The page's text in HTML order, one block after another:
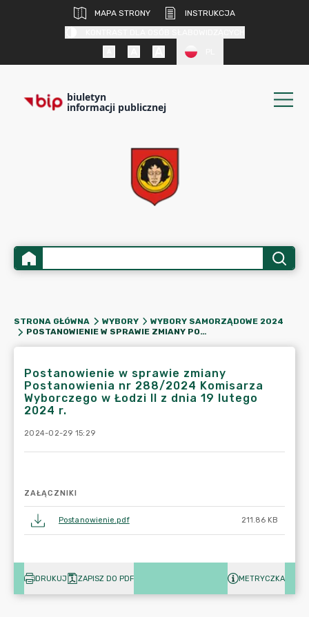
MAPA STRONY
INSTRUKCJA
biuletyn
informacji publicznej
STRONA GŁÓWNA WYBORY
WYBORY SAMORZĄDOWE 2024
POSTANOWIENIE W SPRAWIE ZMIANY POSTANOWIENIA NR 288/2024 KOMISARZA WYBORCZEGO W ŁODZI II Z DNIA 19 LUTEGO 2024 R.
Postanowienie w sprawie zmiany
Postanowienia nr 288/2024 Komisarza
Wyborczego w Łodzi II z dnia 19 lutego
2024 r.
2024-02-29 15:29
ZAŁĄCZNIKI
Postanowienie.pdf 211.86 KB
DRUKUJ ZAPISZ DO PDF METRYCZKA